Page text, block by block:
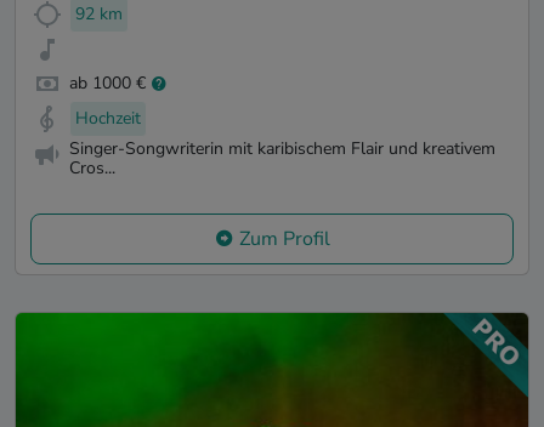
92 km
ab 1000 €
Hochzeit
Singer-Songwriterin mit karibischem Flair und kreativem
Cros...
Zum Profil